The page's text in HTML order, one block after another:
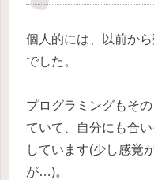
個人的には、以前か
でした。
プログラミングもそ
ていて、自分にも合
しています(少し感覚
が…)。